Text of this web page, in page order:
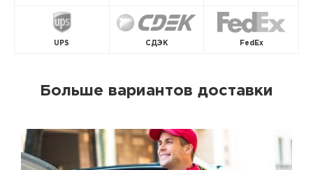
UPS СДЭК FedEx
Больше вариантов доставки